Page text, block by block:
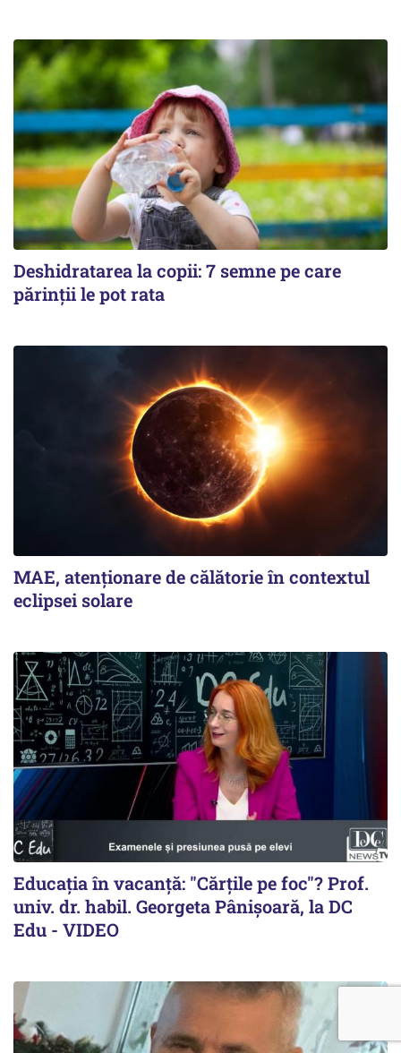
Deshidratarea la copii: 7 semne pe care
părinții le pot rata
MAE, atenționare de călătorie în contextul
eclipsei solare
Educația în vacanță: "Cărțile pe foc"? Prof.
univ. dr. habil. Georgeta Pânișoară, la DC
Edu - VIDEO